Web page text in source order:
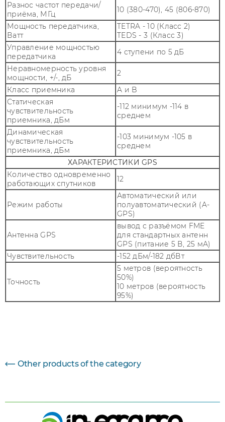
Разнос частот передачи/
приёма, МГц
10 (380-470), 45 (806-870)
Мощность передатчика,
Ватт
TETRA - 10 (Класс 2)
TEDS - 3 (Класс 3)
Управление мощностью
передатчика
4 ступени по 5 дБ
Неравномерность уровня
мощности, +/-, дБ
2
Класс приемника
A и B
Статическая
чувствительность
приемника, дБм
-112 минимум -114 в
среднем
Динамическая
чувствительность
приемника, дБм
-103 минимум -105 в
среднем
ХАРАКТЕРИСТИКИ GPS
Количество одновременно
работающих спутников
12
Режим работы
Автоматический или
полуавтоматический (A-
GPS)
Антенна GPS
вывод с разъёмом FME
для стандартных антенн
GPS (питание 5 В, 25 мА)
Чувствительность
-152 дБм/-182 дбВт
Точность
5 метров (вероятность
50%)
10 метров (вероятность
95%)
Other products of the category